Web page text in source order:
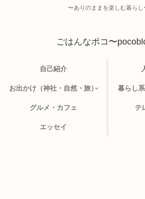
〜ありのままを楽しむ暮らし
ごはんなポコ〜
自己紹介
お出かけ（神社・自然・旅） 暮らし
グルメ・カフェ テ
エッセイ